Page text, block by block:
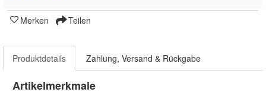
Merken Teilen
Produktdetails Zahlung, Versand & Rückgabe
Artikelmerkmale